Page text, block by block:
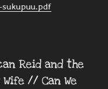
Reid and the
// Can We